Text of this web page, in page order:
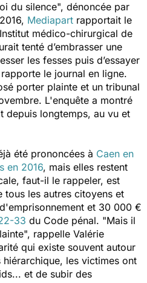
du silence", dénoncée par
Mediapart rapportait le
médico-chirurgical de
tenté d’embrasser une
les fesses puis d’essayer
rapporte le journal en ligne.
porter plainte et un tribunal
L'enquête a montré
depuis longtemps, au vu et
été prononcées à Caen en
en 2016, mais elles restent
faut-il le rappeler, est
tous les autres citoyens et
et 30 000 €
33 du Code pénal. "Mais il
rappelle Valérie
qui existe souvent autour
les victimes ont
et de subir des